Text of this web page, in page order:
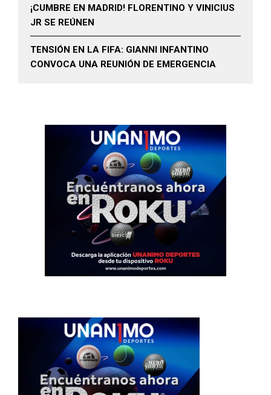
¡CUMBRE EN MADRID! FLORENTINO Y VINICIUS
JR SE REÚNEN
TENSIÓN EN LA FIFA: GIANNI INFANTINO
CONVOCA UNA REUNIÓN DE EMERGENCIA